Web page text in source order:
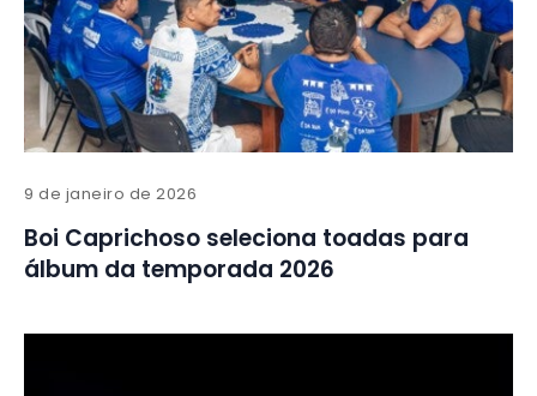
9 de janeiro de 2026
Boi Caprichoso seleciona toadas para
álbum da temporada 2026